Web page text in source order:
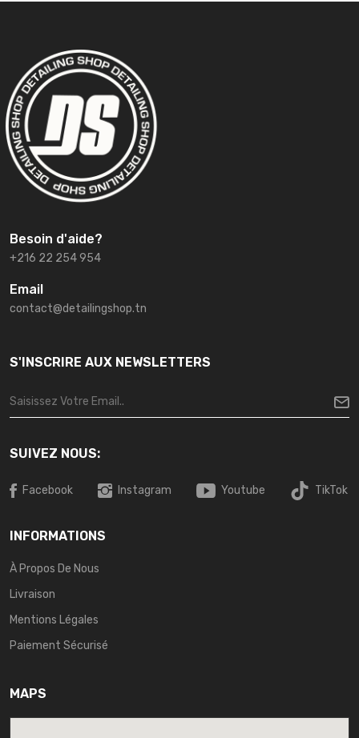
Besoin d'aide?
+216 22 254 954
Email
contact@detailingshop.tn
S'INSCRIRE AUX NEWSLETTERS
SUIVEZ NOUS:
Facebook Instagram Youtube TikTok
INFORMATIONS
À Propos De Nous
Livraison
Mentions Légales
Paiement Sécurisé
MAPS